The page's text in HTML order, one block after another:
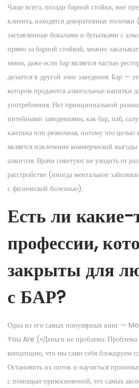
Чаще всего, позади барной стойки, вне
клиента, находятся декоративные
заставленные бокалами и бутылками с
прямо за барной стойкой, можно
меню, даже если бар является частью
делается в другой зоне заведения. Бар —
котором продаются алкогольные напитки
употребления. Нет принципиальной
питейными заведениями, как бар, паб,
кантина или рюмочная, потому что целью
является извлечение коммерческой
алкоголя. Врачи советуют не уходить от
расстройстве (иногда ментальное
с физической болезнью).
Есть ли какие-
профессии,
закрыты для
с БАР?
Одна из его самых популярных книг —
You Are («Деньги не проблема.
концепцию, что мы сами себя блокируем
Остановить их поток и научиться
с помощью прикосновений, тех самых